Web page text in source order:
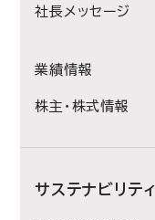
社長メッセージ
業績情報
株主・株式情報
サステナビリティ